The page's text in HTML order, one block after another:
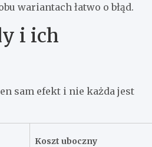
wariantach łatwo o błąd.
i ich
sam efekt i nie każda jest
Koszt uboczny